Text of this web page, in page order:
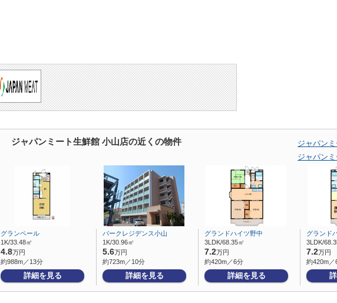
ジャパンミート生鮮館 小山店の近くの物件
ジャパン
ジャパン
グランペール
1K/33.48㎡
4.8万円
約988m／13分
詳細を見る
パークレジデンス小山
1K/30.96㎡
5.6万円
約723m／10分
詳細を見る
グランドハイツ野中
3LDK/68.35㎡
7.2万円
約420m／6分
詳細を見る
グランド
3LDK/
7.2万円
約420m／